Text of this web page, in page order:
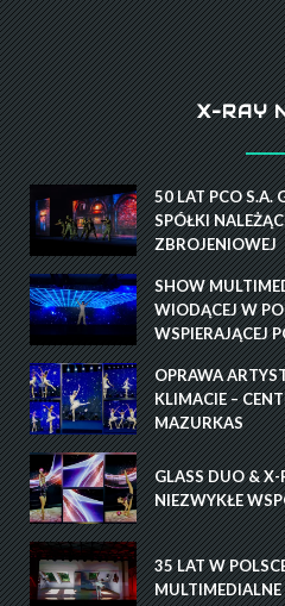
X-RAY
50 LAT PCO S.A.
SPÓŁKI
ZBROJENIOWEJ
SHOW
WIODĄCEJ W
WSPIERAJĄCEJ
OPRAWA
KLIMACIE –
MAZURKAS
GLASS DUO & X-
NIEZWYKŁE
35 LAT W
MULTIMEDIALNE